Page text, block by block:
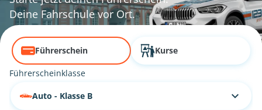
Deine Fahrschule vor Ort.
Führerschein Kurse
Führerscheinklasse
Auto - Klasse B